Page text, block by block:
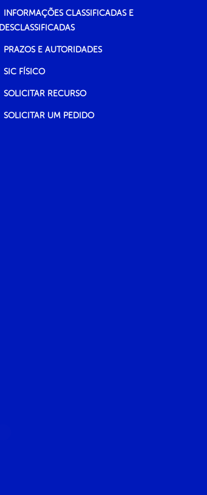
INFORMAÇÕES CLASSIFICADAS E
DESCLASSIFICADAS
PRAZOS E AUTORIDADES
SIC FÍSICO
SOLICITAR RECURSO
SOLICITAR UM PEDIDO